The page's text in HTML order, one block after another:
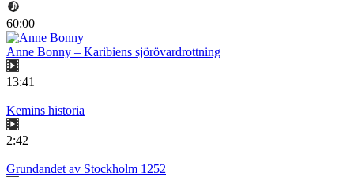
60:00
Anne Bonny – Karibiens sjörövardrottning
13:41
Kemins historia
2:42
Grundandet av Stockholm 1252